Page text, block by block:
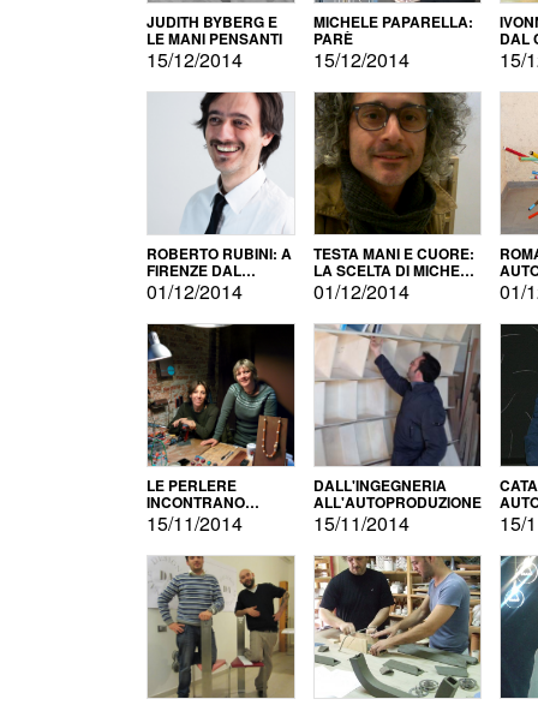
JUDITH BYBERG E
LE MANI PENSANTI
15/12/2014
MICHELE PAPARELLA:
PARÈ
15/12/2014
DAL
15/
ROBERTO RUBINI: A
FIRENZE DAL
PRODOTTO ALLA
PROMOZIONE
01/12/2014
TESTA MANI E CUORE:
LA SCELTA DI MICHELE
BARBERIO
01/12/2014 01/
LE PERLERE
INCONTRANO
L'AUTOPRODUZIONE
15/11/2014
DALL'INGEGNERIA
ALL'AUTOPRODUZIONE
15/11/2014 15/